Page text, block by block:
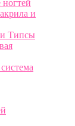
и
Типсы